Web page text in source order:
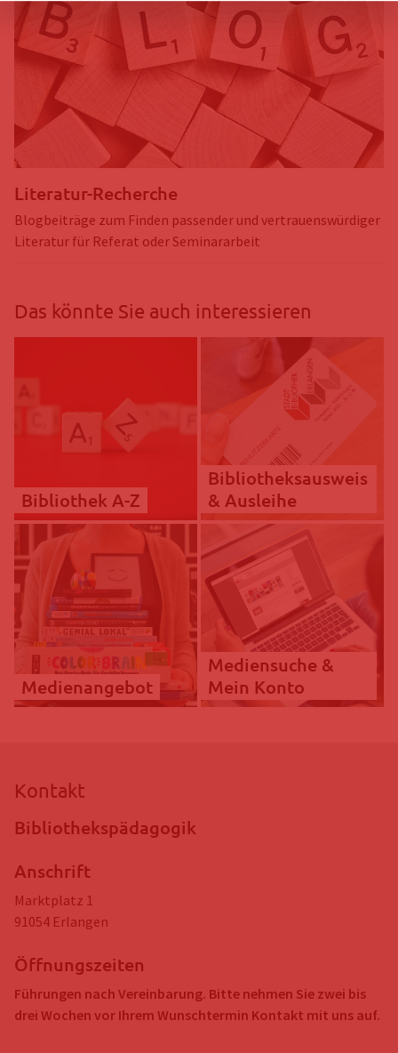
Literatur-Recherche
Blogbeiträge zum Finden passender und vertrauenswürdiger
Literatur für Referat oder Seminararbeit
Das könnte Sie auch interessieren
Bibliothek A-Z
Bibliotheksausweis
& Ausleihe
Medienangebot
Mediensuche &
Mein Konto
Kontakt
Bibliothekspädagogik
Anschrift
Marktplatz 1
91054 Erlangen
Öffnungszeiten
Führungen nach Vereinbarung. Bitte nehmen Sie zwei bis
drei Wochen vor Ihrem Wunschtermin Kontakt mit uns auf.